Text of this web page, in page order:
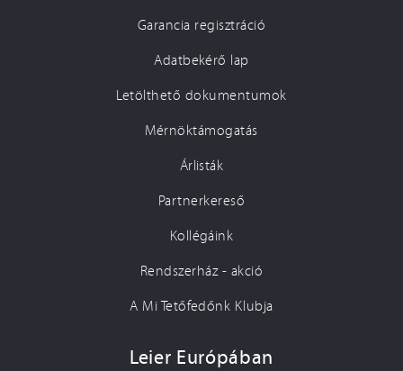
Garancia regisztráció
Adatbekérő lap
Letölthető dokumentumok
Mérnöktámogatás
Árlisták
Partnerkereső
Kollégáink
Rendszerház - akció
A Mi Tetőfedőnk Klubja
Leier Európában